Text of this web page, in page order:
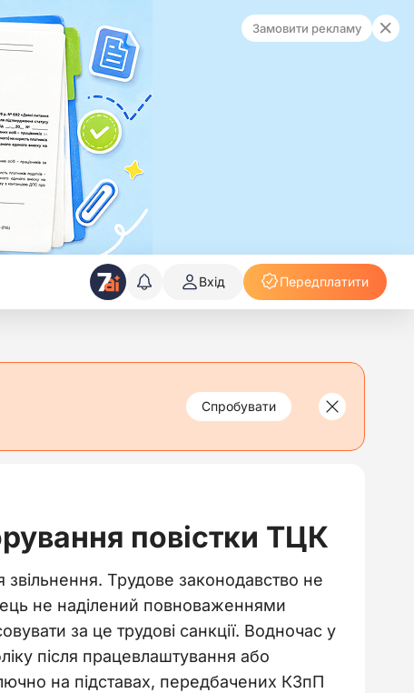
Замовити рекламу
Вхід Передплатити
Спробувати
повістки ТЦК
Трудове законодавство не
не наділений повноваженнями
за це трудові санкції. Водночас у
після працевлаштування або
на підставах, передбачених КЗпП